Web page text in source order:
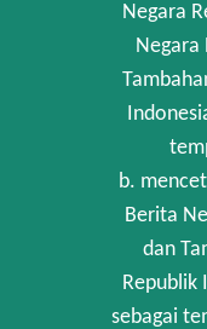
Negara
Negara
b.
Berita
dan
Republik
sebagai